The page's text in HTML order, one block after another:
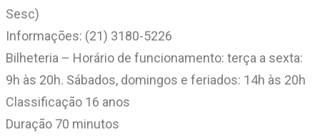
Sesc)
Informações: (21) 3180-5226
Bilheteria – Horário de funcionamento: terça a sexta:
9h às 20h. Sábados, domingos e feriados: 14h às 20h
Classificação 16 anos
Duração 70 minutos